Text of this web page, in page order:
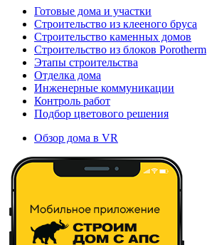
Готовые дома и участки
Строительство из клееного бруса
Строительство каменных домов
Строительство из блоков Porotherm
Этапы строительства
Отделка дома
Инженерные коммуникации
Контроль работ
Подбор цветового решения
Обзор дома в VR